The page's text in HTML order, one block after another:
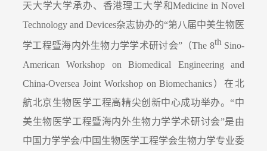
天大学大学承办、香港理工大学和Medicine in Novel
Technology and Devices杂志协办的“第八届中美生物医
学工程暨海内外生物力学学术研讨会”（The 8thSino-
American Workshop on Biomedical Engineering and
China-Oversea Joint Workshop on Biomechanics）在北
航北京生物医学工程高精尖创新中心成功举办。“中
美生物医学工程暨海内外生物力学学术研讨会”是由
中国力学学会/中国生物医学工程学会生物力学专业委